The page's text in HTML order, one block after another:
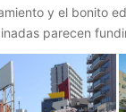
y el bonito
parecen